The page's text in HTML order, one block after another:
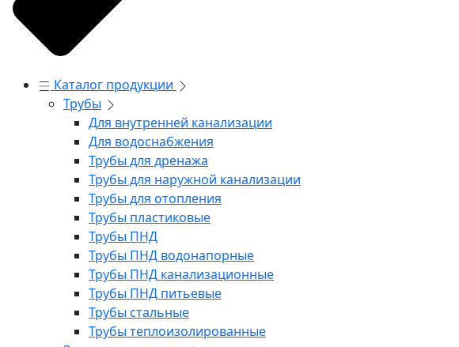
Каталог продукции
Трубы
Для внутренней канализации
Для водоснабжения
Трубы для дренажа
Трубы для наружной канализации
Трубы для отопления
Трубы пластиковые
Трубы ПНД
Трубы ПНД водонапорные
Трубы ПНД канализационные
Трубы ПНД питьевые
Трубы стальные
Трубы теплоизолированные